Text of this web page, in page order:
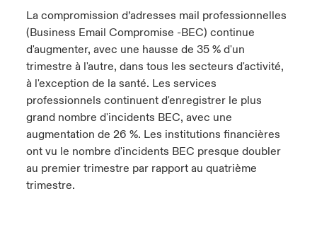
La compromission d’adresses mail professionnelles
(Business Email Compromise -BEC) continue
d'augmenter, avec une hausse de 35 % d'un
trimestre à l'autre, dans tous les secteurs d'activité,
à l'exception de la santé. Les services
professionnels continuent d'enregistrer le plus
grand nombre d'incidents BEC, avec une
augmentation de 26 %. Les institutions financières
ont vu le nombre d'incidents BEC presque doubler
au premier trimestre par rapport au quatrième
trimestre.